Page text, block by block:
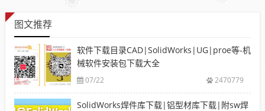
图文推荐
软件下载目录CAD|SolidWorks|UG|proe等-机
械软件安装包下载大全
07/22 2470779
SolidWorks焊件库下载|铝型材库下载|附sw焊